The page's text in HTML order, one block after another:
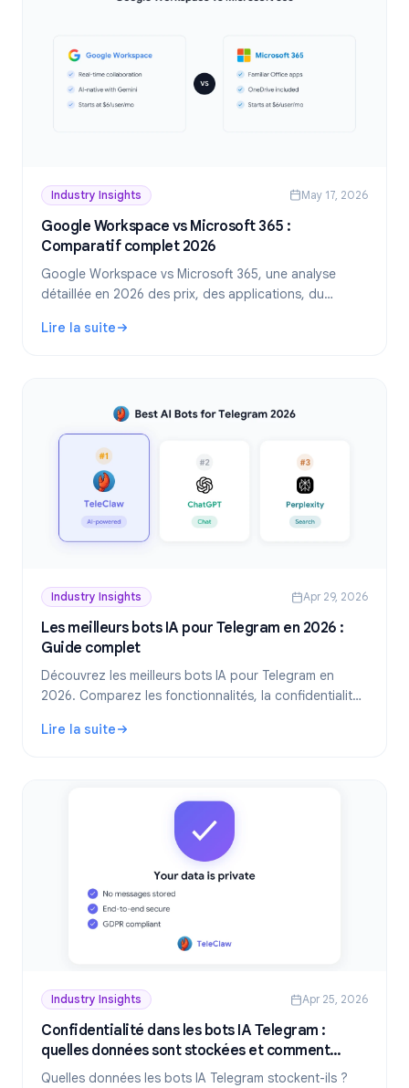
Industry Insights May 17, 2026
Google Workspace vs Microsoft 365 :
Comparatif complet 2026
Google Workspace vs Microsoft 365, une analyse
détaillée en 2026 des prix, des applications, du
à votre entreprise.
Lire la suite
: Google Workspace vs Microsoft 365 : Comparatif
Industry Insights Apr 29, 2026
Les meilleurs bots IA pour Telegram en 2026 :
Guide complet
Découvrez les meilleurs bots IA pour Telegram en
2026. Comparez les fonctionnalités, la confidentialité
adapté à votre groupe ou à votre usage personnel.
Lire la suite
: Les meilleurs bots IA pour Telegram en 2026 : Guide
Industry Insights Apr 25, 2026
Confidentialité dans les bots IA Telegram :
quelles données sont stockées et comment
rester en sécurité
Quelles données les bots IA Telegram stockent-ils ?